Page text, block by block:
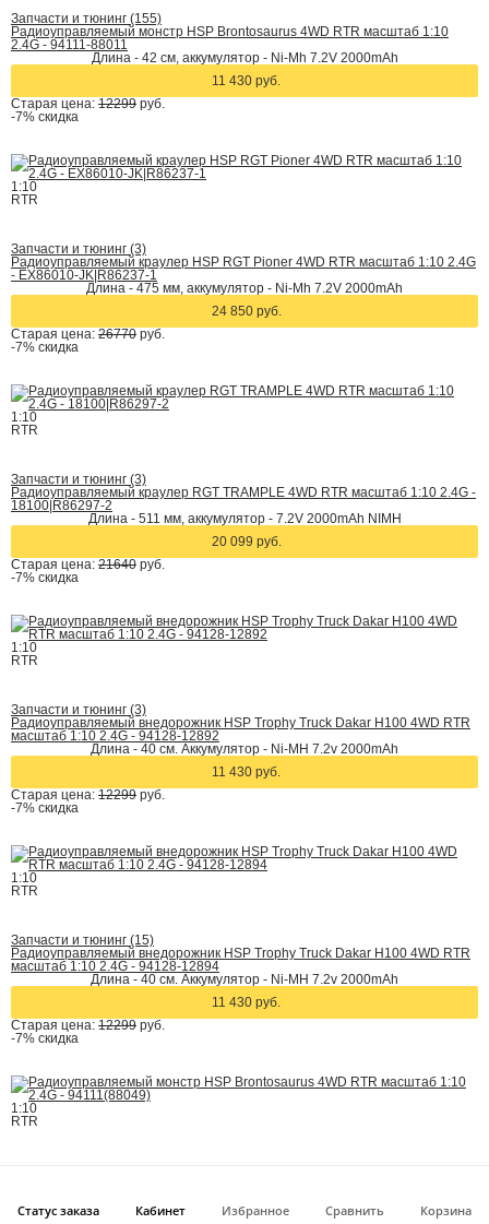
Статус заказа Кабинет Избранное Сравнить Корзина
Запчасти и тюнинг (155)
Радиоуправляемый монстр HSP Brontosaurus 4WD RTR масштаб 1:10
2.4G - 94111-88011
Длина - 42 cм, аккумулятор - Ni-Mh 7.2V 2000mAh
11 430 руб.
Старая цена: 12299 руб.
-7% скидка
1:10
RTR
Запчасти и тюнинг (3)
Радиоуправляемый краулер HSP RGT Pioner 4WD RTR масштаб 1:10 2.4G
- EX86010-JK|R86237-1
Длина - 475 мм, аккумулятор - Ni-Mh 7.2V 2000mAh
24 850 руб.
Старая цена: 26770 руб.
-7% скидка
1:10
RTR
Запчасти и тюнинг (3)
Радиоуправляемый краулер RGT TRAMPLE 4WD RTR масштаб 1:10 2.4G -
18100|R86297-2
Длина - 511 мм, аккумулятор - 7.2V 2000mAh NIMH
20 099 руб.
Старая цена: 21640 руб.
-7% скидка
1:10
RTR
Запчасти и тюнинг (3)
Радиоуправляемый внедорожник HSP Trophy Truck Dakar H100 4WD RTR
масштаб 1:10 2.4G - 94128-12892
Длина - 40 см. Аккумулятор - Ni-MH 7.2v 2000mAh
11 430 руб.
Старая цена: 12299 руб.
-7% скидка
1:10
RTR
Запчасти и тюнинг (15)
Радиоуправляемый внедорожник HSP Trophy Truck Dakar H100 4WD RTR
масштаб 1:10 2.4G - 94128-12894
Длина - 40 см. Аккумулятор - Ni-MH 7.2v 2000mAh
11 430 руб.
Старая цена: 12299 руб.
-7% скидка
1:10
RTR
Запчасти и тюнинг (155)
Длина - 42 cм, аккумулятор - Ni-Mh 7.2V 2000 mAh